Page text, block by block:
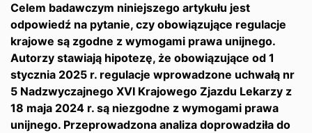
Celem badawczym niniejszego artykułu jest
odpowiedź na pytanie, czy obowiązujące regulacje
krajowe są zgodne z wymogami prawa unijnego.
Autorzy stawiają hipotezę, że obowiązujące od 1
stycznia 2025 r. regulacje wprowadzone uchwałą nr
5 Nadzwyczajnego XVI Krajowego Zjazdu Lekarzy z
18 maja 2024 r. są niezgodne z wymogami prawa
unijnego. Przeprowadzona analiza doprowadziła do